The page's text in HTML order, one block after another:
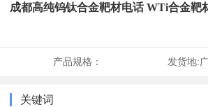
成都高纯钨钛合金靶材电话 WTi合金靶
产品规格： 发货地:
关键词